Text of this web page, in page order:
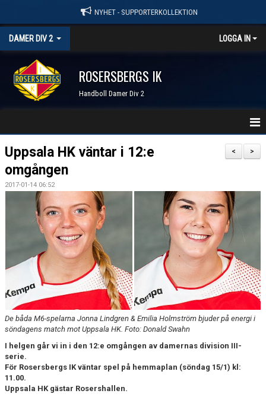
NYHET - SUPPORTERKOLLEKTION
DAMER DIV 2 LOGGA IN
ROSERSBERGS IK
Handboll Damer Div 2
STARTSIDA
NYHETER
KALENDER
TRUPPEN
SERIER & RESULTAT
KONTAKT
DOKUMENT
BILDGALLERI
MATCHER
>
<
Uppsala HK väntar i 12:e
omgången
2017-01-14 06:52
De båda M6-spelarna Jonna Lindgren & Emilia Holmström bjuder på energi i
söndagens match mot Uppsala HK. Foto: Donald Swahn
I helgen går vi in i den 12:e omgången av damernas division III-
serie.
För Rosersbergs IK väntar spel på hemmaplan (söndag 15/1) kl:
11.00.
Uppsala HK gästar Rosershallen.